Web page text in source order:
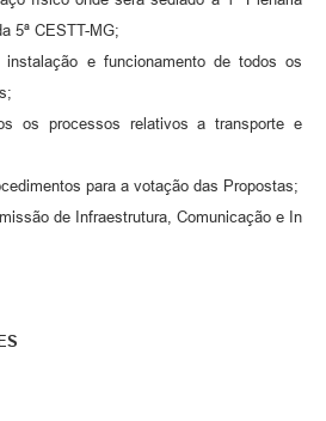
5ª CESTT-MG;
e funcionamento de todos os
os processos relativos a transporte e
para a votação das Propostas;
de Infraestrutura, Comunicação e In